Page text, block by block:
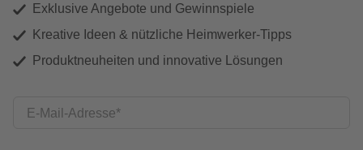
Exklusive Angebote und Gewinnspiele
Kreative Ideen & nützliche Heimwerker-Tipps
Produktneuheiten und innovative Lösungen
E-Mail-Adresse